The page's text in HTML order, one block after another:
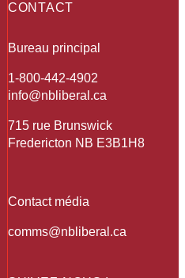
CONTACT
Bureau principal
1-800-442-4902
info@nbliberal.ca
715 rue Brunswick
Fredericton NB E3B1H8
Contact média
comms@nbliberal.ca